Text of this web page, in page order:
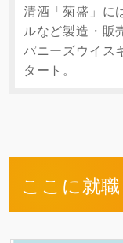
清酒「菊盛」に
ルなど製造・販
パニーズウイス
タート。
ここに就